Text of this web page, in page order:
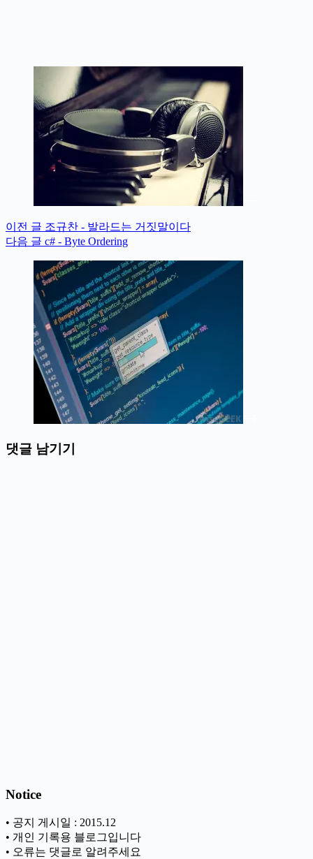
이전 글 조규찬 - 발라드는 거짓말이다
다음 글 c# - Byte Ordering
댓글 남기기
Notice
• 공지 게시일 : 2015.12
• 개인 기록용 블로그입니다
• 오류는 댓글로 알려주세요